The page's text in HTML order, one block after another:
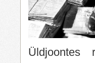
Üldjoontes